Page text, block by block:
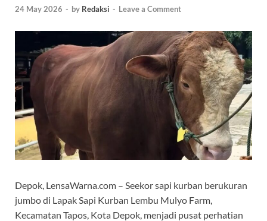
24 May 2026 - by Redaksi - Leave a Comment
Depok, LensaWarna.com – Seekor sapi kurban berukuran
jumbo di Lapak Sapi Kurban Lembu Mulyo Farm,
Kecamatan Tapos, Kota Depok, menjadi pusat perhatian